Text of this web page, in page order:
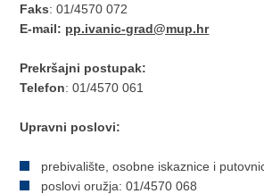
Faks: 01/4570 072
E-mail: pp.ivanic-grad@mup.hr
Prekršajni postupak:
Telefon: 01/4570 061
Upravni poslovi:
prebivalište, osobne iskaznice i
poslovi oružja: 01/4570 068